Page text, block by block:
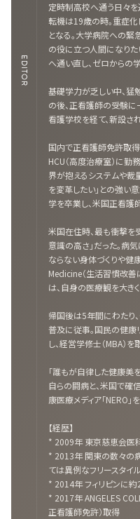
EDITOR
定時制高校へ通う日々を
転機は19歳の時。重症
となる。大学病院への緊
の役に立つ人間になりた
へ通い直し、ゼロからの
基礎学力が乏しい中、猛
の後、正看護師の受験
看護学校を経て、新設さ
国内で正看護師免許取
HCU（高度治療室）に勤
界が抱えるシステムや裁
を変革したい」との強い
学を卒業し、米国正看護
米国在住時、最も衝撃を
意識の高さ」だった。病
ならない身体づくりや健
Medicine（生活習慣改善
は、自身の医療観を大き
帰国後は5年間にわたり
普及に従事。国民の健
し、経営学修士（MBA）を
「誰もが自律した健康美
自らの闘病と、米国で確
康医療メディア「NERO」
【経歴】
* 2009年 東京慈恵会医
* 2013年 関東の数々の
ては異例なフリースタイ
* 2014年 フィリピンに
* 2017年 ANGELES
正看護師免許）取得